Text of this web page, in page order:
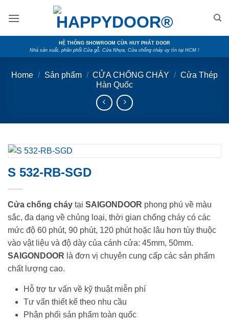
HỆ THỐNG SHOWROOM CỬA HUY PHÁT DOOR
Nhà sản xuất, phân phối Cửa gỗ, Cửa Nhựa, Cửa chống cháy uy tín tại HCM !
Home / Sản phẩm / CỬA CHỐNG CHÁY / Cửa Thép
Hàn Quốc
S 532-RB-SGD
Cửa chống cháy tại SAIGONDOOR phong phú về màu
sắc, đa dạng về chủng loại, thời gian chống cháy có các
mức độ 60 phút, 90 phút, 120 phút hoặc lâu hơn tùy thuộc
vào vật liệu và độ dày của cánh cửa: 45mm, 50mm.
SAIGONDOOR là đơn vị chuyên cung cấp các sản phẩm
chất lượng cao.
Hỗ trợ tư vấn về kỹ thuật miễn phí
Tư vấn thiết kế theo nhu cầu
Phân phối sản phẩm toàn quốc